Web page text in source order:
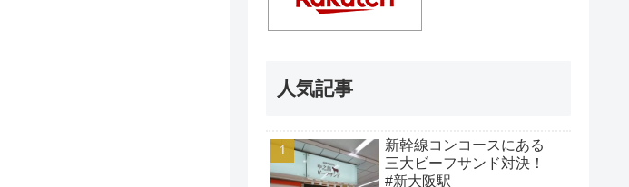
人気記事
新幹線コンコースにある
三大ビーフサンド対決！
#新大阪駅